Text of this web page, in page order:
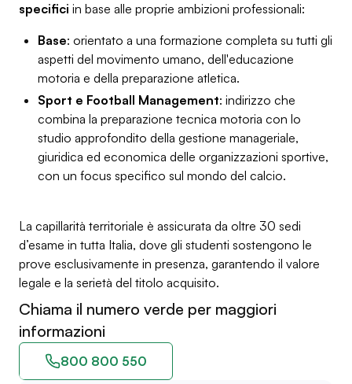
specifici in base alle proprie ambizioni professionali:
Base: orientato a una formazione completa su tutti gli
aspetti del movimento umano, dell'educazione
motoria e della preparazione atletica.
Sport e Football Management: indirizzo che
combina la preparazione tecnica motoria con lo
studio approfondito della gestione manageriale,
giuridica ed economica delle organizzazioni sportive,
con un focus specifico sul mondo del calcio.
La capillarità territoriale è assicurata da oltre 30 sedi
d’esame in tutta Italia, dove gli studenti sostengono le
prove esclusivamente in presenza, garantendo il valore
legale e la serietà del titolo acquisito.
Chiama il numero verde per maggiori
informazioni
800 800 550